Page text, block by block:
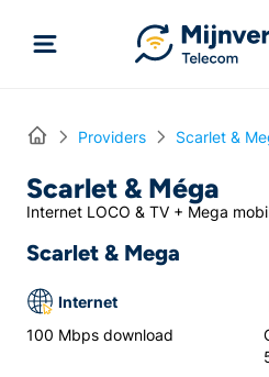
Home Providers Scarlet &
Scarlet & Méga
Internet LOCO & TV + Mega
Scarlet & Mega
Internet
100 Mbps download